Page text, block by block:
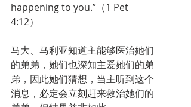
happening to you.”（1 Pet
4:12）
马大、马利亚知道主能够医治她们
的弟弟，她们也深知主爱她们的弟
弟，因此她们猜想，当主听到这个
消息，必定会立刻赶来救治她们的